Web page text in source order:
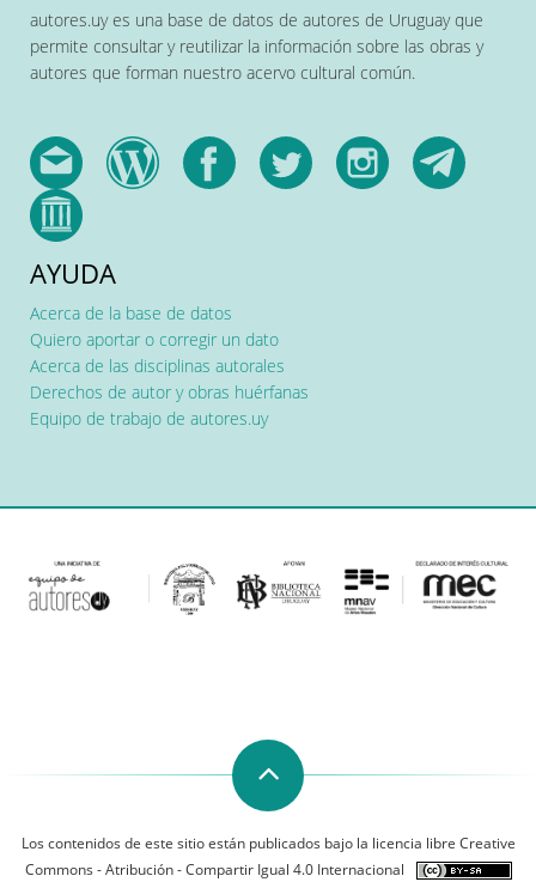
autores.uy es una base de datos de autores de Uruguay que
permite consultar y reutilizar la información sobre las obras y
autores que forman nuestro acervo cultural común.
AYUDA
Acerca de la base de datos
Quiero aportar o corregir un dato
Acerca de las disciplinas autorales
Derechos de autor y obras huérfanas
Equipo de trabajo de autores.uy
Los contenidos de este sitio están publicados bajo la licencia libre Creative
Commons - Atribución - Compartir Igual 4.0 Internacional